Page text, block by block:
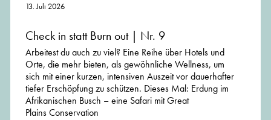
13. Juli 2026
Check in statt Burn out | Nr. 9
Arbeitest du auch zu viel? Eine Reihe über Hotels und
Orte, die mehr bieten, als gewöhnliche Wellness, um
sich mit einer kurzen, intensiven Auszeit vor dauerhafter
tiefer Erschöpfung zu schützen. Dieses Mal: Erdung im
Afrikanischen Busch – eine Safari mit Great
Plains Conservation